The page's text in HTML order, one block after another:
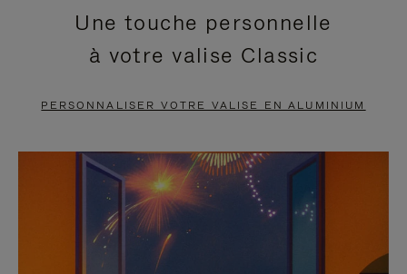
EN
PAUSE,
APPUYEZ
POUR
METTRE
VIDÉO
EST
DÉSACTIVÉ.
CLIQUER
POUR
RÉACTIVER
LE
Une touche personnelle
à votre valise Classic
PERSONNALISER VOTRE VALISE EN ALUMINIUM